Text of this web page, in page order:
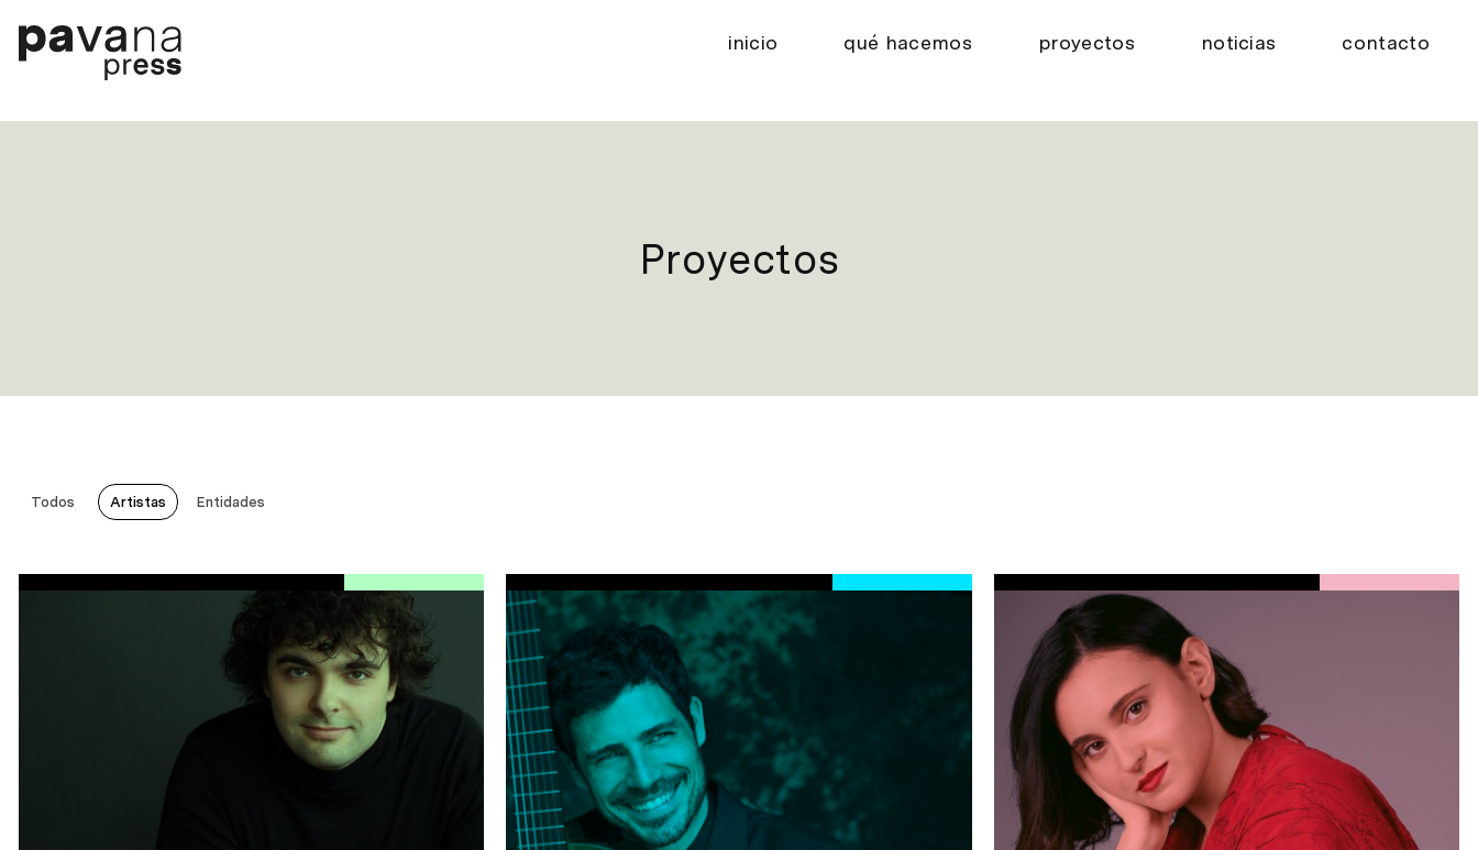
inicio qué hacemos proyectos noticias contacto
Proyectos
Todos Artistas Entidades